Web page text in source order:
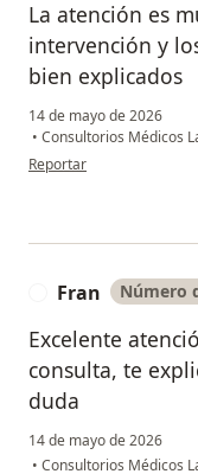
La atención es
intervención y
bien explicados
14 de mayo de 2026
• Consultorios Médicos
en opinión del usuario
Reportar
Fran Número
Excelente
consulta, te
duda
14 de mayo de 2026
• Consultorios Médicos